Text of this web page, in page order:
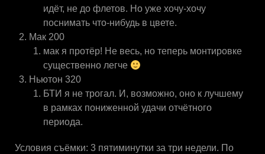
идёт, не до флетов. Но уже хочу-хочу
поснимать что-нибудь в цвете.
Мак 200
мак я протёр! Не весь, но теперь монтировке
существенно легче
Ньютон 320
БТИ я не трогал. И, возможно, оно к лучшему
в рамках пониженной удачи отчётного
периода.
Условия съёмки: 3 пятиминутки за три недели. По